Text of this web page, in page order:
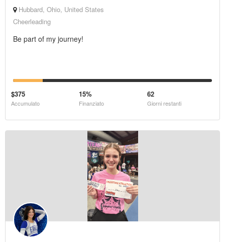
Hubbard, Ohio, United States
Cheerleading
Be part of my journey!
$375
Accumulato
15%
Finanziato
62
Giorni restanti